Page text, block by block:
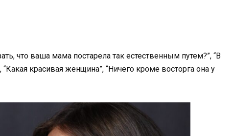
что ваша мама постарела так естественным путем?”, “В
красивая женщина”, “Ничего кроме восторга она у